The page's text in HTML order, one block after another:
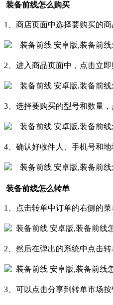
装备前线怎么购买
1、商店页面中选择要购买的商
2、进入商品页面中，点击立即
3、选择要购买的型号和数量，
4、确认好收件人、手机号和
装备前线怎么转单
1、点击转单中订单的右侧的菜
2、然后在弹出的系统中点击转
3、可以点击分享到转单市场按